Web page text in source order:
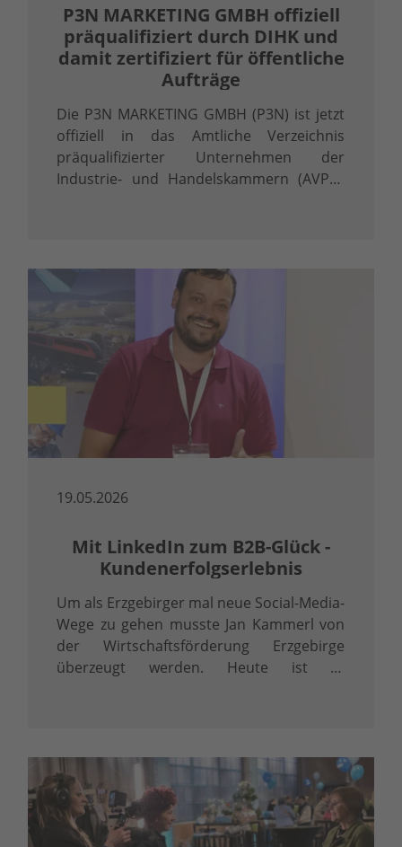
P3N MARKETING GMBH offiziell
präqualifiziert durch DIHK und
damit zertifiziert für öffentliche
Aufträge
Die P3N MARKETING GMBH (P3N) ist jetzt
offiziell in das Amtliche Verzeichnis
präqualifizierter Unternehmen der
Industrie- und Handelskammern (AVPQ)
19.05.2026
Mit LinkedIn zum B2B-Glück -
Kundenerfolgserlebnis
Um als Erzgebirger mal neue Social-Media-
Wege zu gehen musste Jan Kammerl von
der Wirtschaftsförderung Erzgebirge
überzeugt werden. Heute ist er